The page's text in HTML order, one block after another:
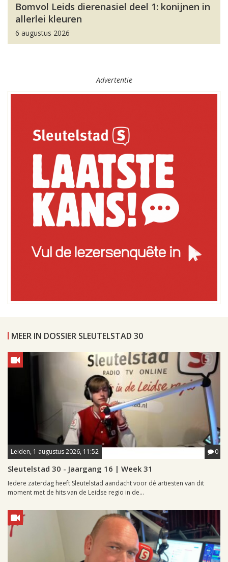
Bomvol Leids dierenasiel deel 1: konijnen in
allerlei kleuren
6 augustus 2026
Advertentie
MEER IN DOSSIER SLEUTELSTAD 30
Leiden, 1 augustus 2026, 11:52 0
Sleutelstad 30 - Jaargang 16 | Week 31
Iedere zaterdag heeft Sleutelstad aandacht voor dé artiesten van dit
moment met de hits van de Leidse regio in de...